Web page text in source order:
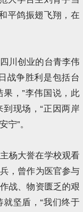
平鸽振翅飞翔，在
川创业的台青李伟
战争胜利是包括台
，”李伟国说，此
现场，“正因两岸
宁”。
杨大誉在学校观看
，曾作为医官参与
战、物资匮乏的艰
坚盾，“我们终于